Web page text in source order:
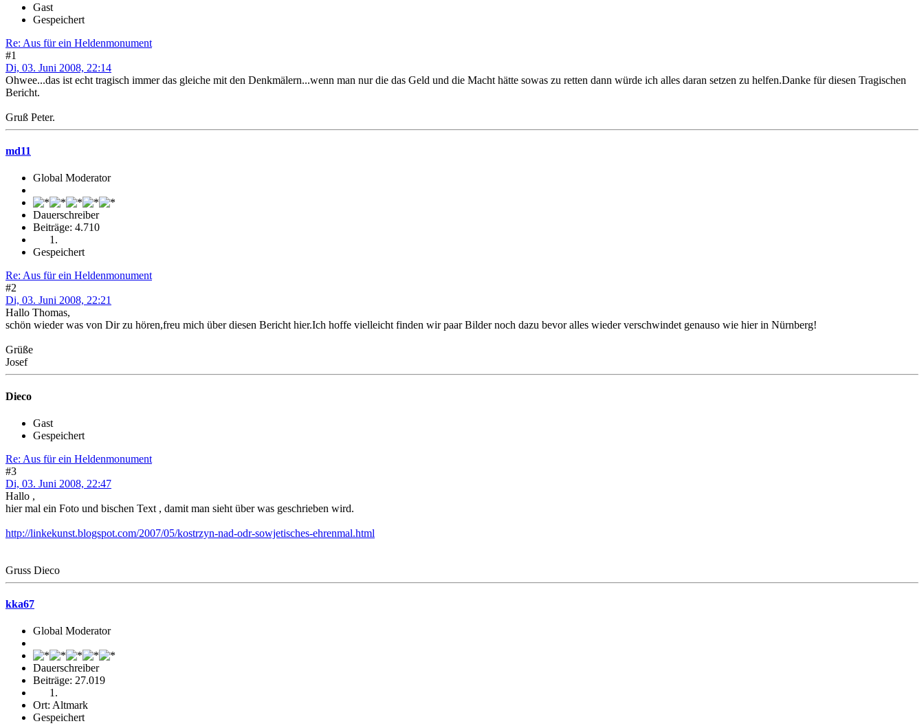
Gast
Gespeichert
Re: Aus für ein Heldenmonument
#1
Di, 03. Juni 2008, 22:14
Ohwee...das ist echt tragisch immer das gleiche mit den Denkmälern...wenn man nur die das Geld und die Macht hätte sowas zu retten dann würde ich alles daran setzen zu helfen.Danke für diesen Tragischen
Bericht.
Gruß Peter.
md11
Global Moderator
Dauerschreiber
Beiträge: 4.710
Gespeichert
Re: Aus für ein Heldenmonument
#2
Di, 03. Juni 2008, 22:21
Hallo Thomas,
schön wieder was von Dir zu hören,freu mich über diesen Bericht hier.Ich hoffe vielleicht finden wir paar Bilder noch dazu bevor alles wieder verschwindet genauso wie hier in Nürnberg!
Grüße
Josef
Dieco
Gast
Gespeichert
Re: Aus für ein Heldenmonument
#3
Di, 03. Juni 2008, 22:47
Hallo ,
hier mal ein Foto und bischen Text , damit man sieht über was geschrieben wird.
http://linkekunst.blogspot.com/2007/05/kostrzyn-nad-odr-sowjetisches-ehrenmal.html
Gruss Dieco
kka67
Global Moderator
Dauerschreiber
Beiträge: 27.019
Ort: Altmark
Gespeichert